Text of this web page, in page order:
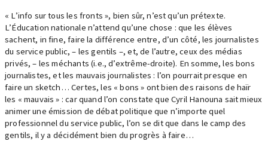
« L’info sur tous les fronts », bien sûr, n’est qu’un prétexte.
L’Éducation nationale n’attend qu’une chose : que les élèves
sachent, in fine, faire la différence entre, d’un côté, les journalistes
du service public, – les gentils –, et, de l’autre, ceux des médias
privés, – les méchants (i.e., d’extrême-droite). En somme, les bons
journalistes, et les mauvais journalistes : l’on pourrait presque en
faire un sketch… Certes, les « bons » ont bien des raisons de haïr
les « mauvais » : car quand l’on constate que Cyril Hanouna sait mieux
animer une émission de débat politique que n’importe quel
professionnel du service public, l’on se dit que dans le camp des
gentils, il y a décidément bien du progrès à faire…